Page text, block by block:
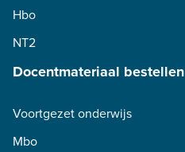
Hbo
NT2
Docentmateriaal bestellen
Voortgezet onderwijs
Mbo